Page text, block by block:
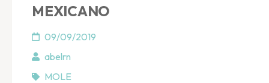
MEXICANO
09/09/2019
abelrn
MOLE